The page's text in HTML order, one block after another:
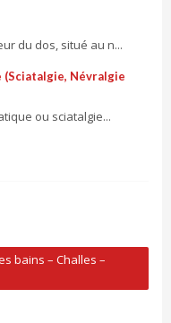
du dos, situé au n...
(Sciatalgie, Névralgie
ou sciatalgie...
bains – Challes –